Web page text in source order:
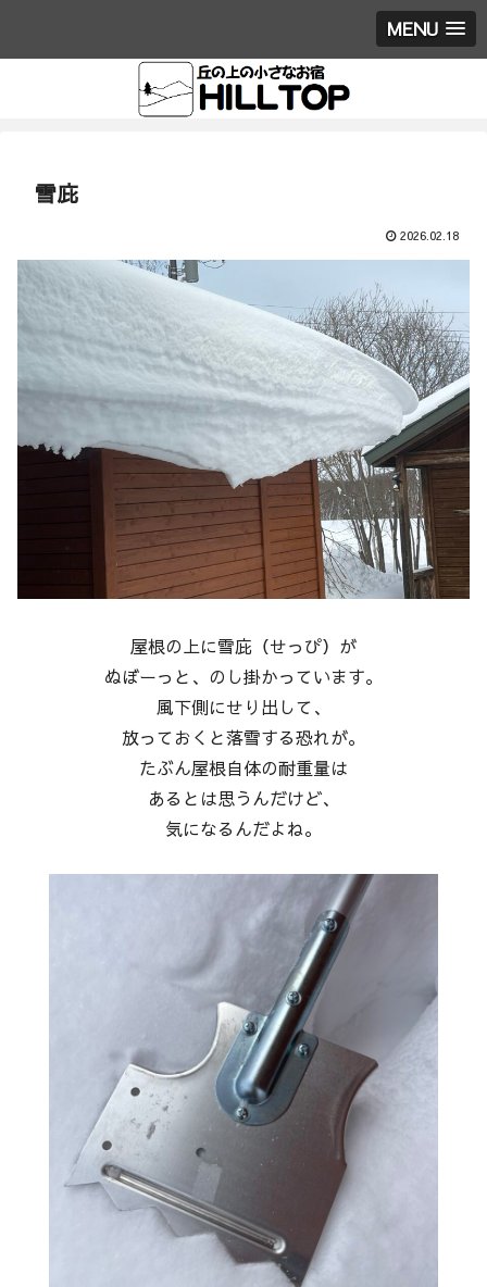
MENU
雪庇
2026.02.18
屋根の上に雪庇（せっぴ）が
ぬぼーっと、のし掛かっています。
風下側にせり出して、
放っておくと落雪する恐れが。
たぶん屋根自体の耐重量は
あるとは思うんだけど、
気になるんだよね。